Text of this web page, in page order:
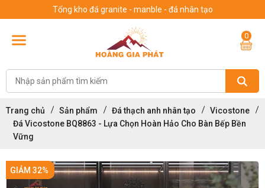
Tổng kho đá granite - manble - đá nhân tạo
0
Trang chủ Sản phẩm Đá thạch anh nhân tạo
Vicostone
Đá Vicostone BQ8863 - Lựa Chọn Hoàn Hảo Cho Bàn Bếp Bền
Vững
GIẢM 32%